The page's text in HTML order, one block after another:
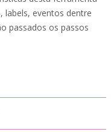
eventos dentre
passados os passos